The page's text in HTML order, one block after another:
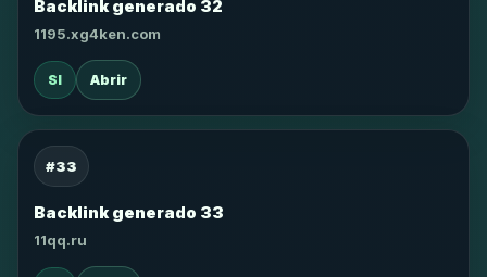
Backlink generado 32
1195.xg4ken.com
SI Abrir
#33
Backlink generado 33
11qq.ru